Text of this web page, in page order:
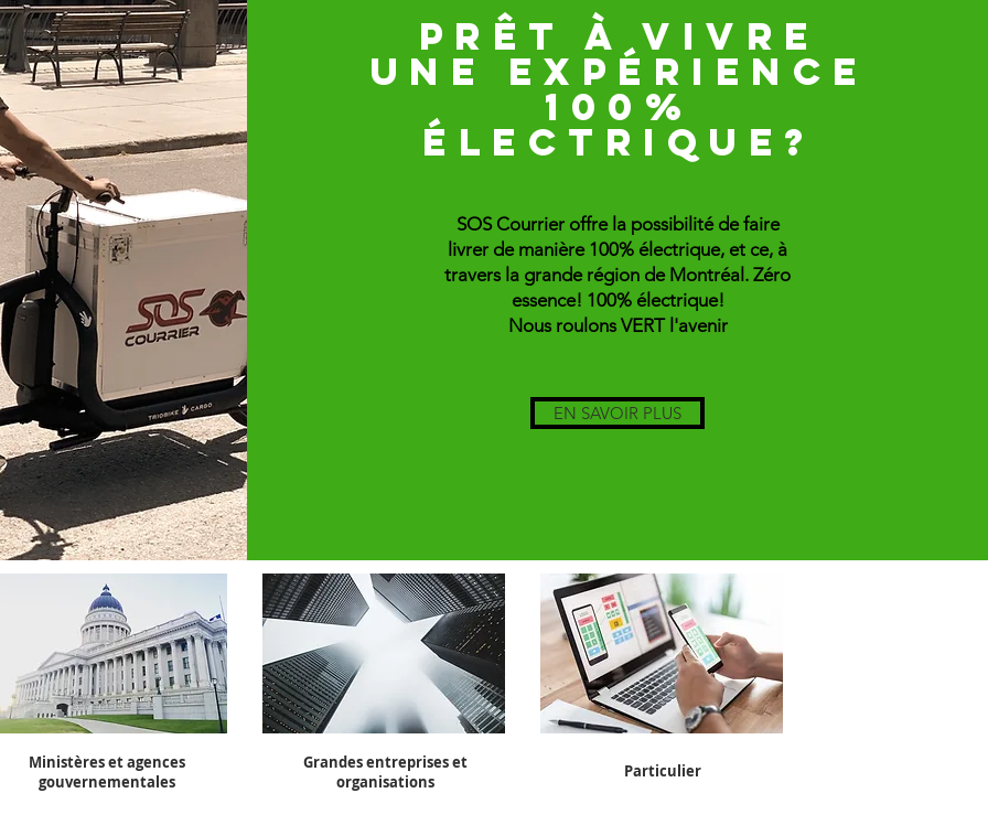
PRÊT À VIVRE
UNE EXPÉRIENCE
100%
ÉLECTRIQUE?
SOS Courrier offre la possibilité de faire
livrer de manière 100% électrique, et ce, à
travers la grande région de Montréal. Zéro
essence! 100% électrique!
Nous roulons VERT l'avenir
EN SAVOIR PLUS
Ministères et agences
gouvernementales
Grandes entreprises et
organisations
Particulier